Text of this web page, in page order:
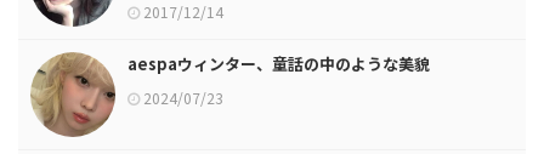
2017/12/14
aespaウィンター、童話の中のような美貌
2024/07/23